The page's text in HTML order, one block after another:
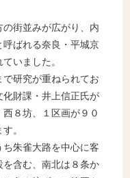
街並みが広がり、内
ばれる奈良・平城京
いました。
研究が重ねられてお
化財課・井上信正氏が
８坊、１区画が９０
。
朱雀大路を中心に客
含む、南北は８条か